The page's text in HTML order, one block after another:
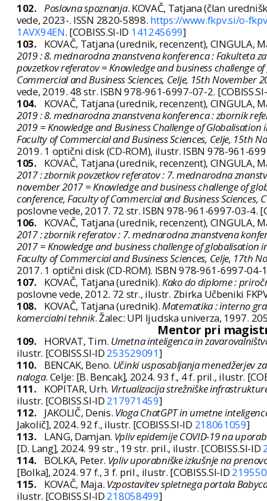
102. Poslovna spoznanja. KOVAČ, Tatjana (član
vede, 2023-. ISSN 2820-5898. https://www.fkpv.si/o-
1AVX94EN. [COBISS.SI-ID 141245699]
103.
KOVAČ, Tatjana (urednik, recenzent), CINGULA,
2019 : 8. mednarodna znanstvena konferenca : Fakulteta
povzetkov referatov = Knowledge and business challenge
Commercial and Business Sciences, Celje, 15th November
vede, 2019. 48 str. ISBN 978-961-6997-07-2.
104.
KOVAČ, Tatjana (urednik, recenzent), CINGULA,
2019 : 8. mednarodna znanstvena konferenca : zbornik
2019 = Knowledge and Business Challenge of
Faculty of Commercial and Business Sciences, Celje, 15th
2019. 1 optični disk (CD-ROM), ilustr. ISBN 978-961-
105.
KOVAČ, Tatjana (urednik, recenzent), CINGULA,
2017 : zbornik povzetkov referatov : 7. mednarodna
november 2017 = Knowledge and business challenge of
conference, Faculty of Commercial and Business Sciences,
poslovne vede, 2017. 72 str. ISBN 978-961-6997-03-4.
106.
KOVAČ, Tatjana (urednik, recenzent), CINGULA,
2017 : zbornik referatov : 7. mednarodna znanstvena
2017 = Knowledge and business challenge of
Faculty of Commercial and Business Sciences, Celje, 17th
2017. 1 optični disk (CD-ROM). ISBN 978-961-6997-04-
107.
KOVAČ, Tatjana (urednik).Kako do diplome :
poslovne vede, 2012. 72 str., ilustr. Zbirka Učbeniki
108.
KOVAČ, Tatjana (urednik).Matematika : interno
komercialni tehnik. Žalec: UPI ljudska univerza, 1997.
Mentor pri
109. HORVAT, Tim. Umetna inteligenca in
ilustr. [COBISS.SI-ID 253529091]
110.
BENCAK, Beno. Učinki usposabljanja menedžerjev
naloga. Celje: [B. Bencak], 2024. 93 f., 4 f. pril., ilustr.
111.
KOPITAR, Urh. Virtualizacija strežniške
ilustr. [COBISS.SI-ID 217971459]
112.
JAKOLIČ, Denis. Vloga ChatGPT in umetne
Jakolič], 2024. 92 f., ilustr. [COBISS.SI-ID 218061059]
113.
LANG, Damjan. Vpliv epidemije COVID-19 na
[D. Lang], 2024. 99 str., 19 str. pril., ilustr. [COBISS.SI-ID
114.
BOLKA, Peter. Vpliv uporabniške izkušnje na
[Bolka], 2024. 97 f., 3 f. pril., ilustr. [COBISS.SI-ID
115.
KOVAČ, Maja. Vzpostavitev spletnega portala
ilustr. [COBISS.SI-ID 218058499]